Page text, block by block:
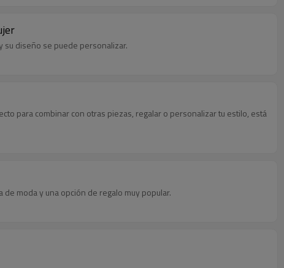
su diseño se puede personalizar.
para combinar con otras piezas, regalar o personalizar tu estilo, está
moda y una opción de regalo muy popular.